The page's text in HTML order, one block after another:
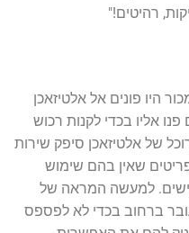
רהיטים!"
היו פונים אל אלטיזאכן
אליו בכדי לקנות רכוש
של אלטיזאכן סיפק שירות
שאין בהם שימוש
למעשה המראה של
ברחוב בכדי לא לפספס